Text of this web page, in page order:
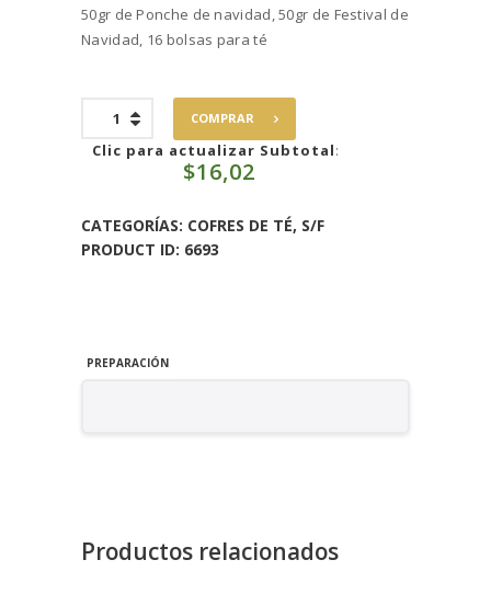
50gr de Ponche de navidad, 50gr de Festival de
Navidad, 16 bolsas para té
Tea
COMPRAR
Clic para actualizar Subtotal:
$16,02
CATEGORÍAS: COFRES DE TÉ, S/F
PRODUCT ID: 6693
PREPARACIÓN
Productos relacionados